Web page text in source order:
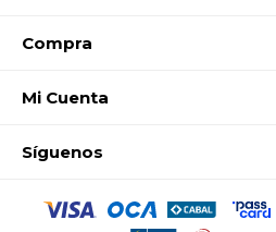
Compra
Mi Cuenta
Síguenos